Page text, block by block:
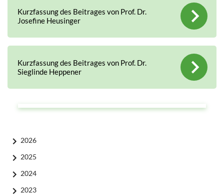
Kurzfassung des Beitrages von Prof. Dr.
Josefine Heusinger
Kurzfassung des Beitrages von Prof. Dr.
Sieglinde Heppener
2026
2025
2024
2023